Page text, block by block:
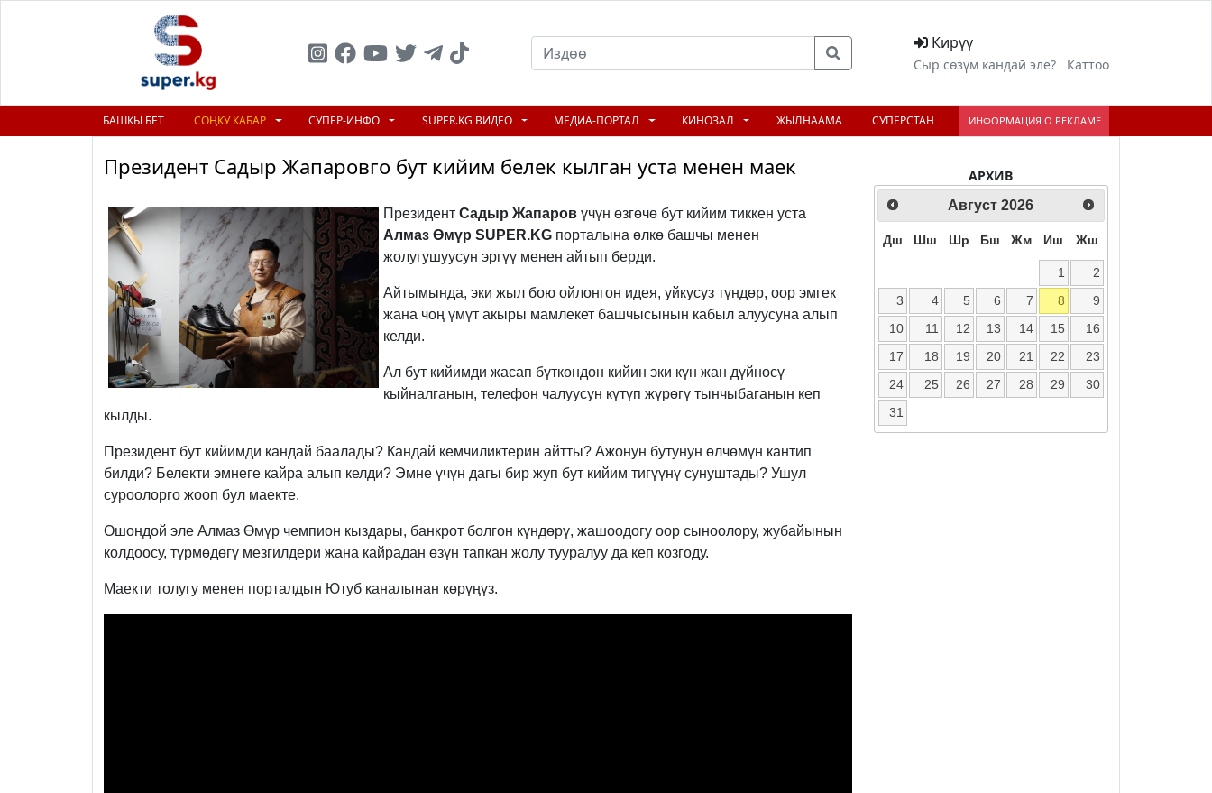
Кирүү
Сыр сөзүм кандай эле? Каттоо
БАШКЫ БЕТ СОҢКУ КАБАР СУПЕР-ИНФО SUPER.KG ВИДЕО МЕДИА-ПОРТАЛ КИНОЗАЛ ЖЫЛНААМА СУПЕРСТАН ИНФОРМАЦИЯ О РЕКЛАМЕ
Президент Садыр Жапаровго бут кийим белек кылган уста менен маек
Президент Садыр Жапаров үчүн өзгөчө бут кийим тиккен уста
Алмаз Өмүр SUPER.KG порталына өлкө башчы менен
жолугушуусун эргүү менен айтып берди.
Айтымында, эки жыл бою ойлонгон идея, уйкусуз түндөр, оор эмгек
жана чоң үмүт акыры мамлекет башчысынын кабыл алуусуна алып
келди.
Ал бут кийимди жасап бүткөндөн кийин эки күн жан дүйнөсү
кыйналганын, телефон чалуусун күтүп жүрөгү тынчыбаганын кеп
кылды.
Президент бут кийимди кандай баалады? Кандай кемчиликтерин айтты? Ажонун бутунун өлчөмүн кантип
билди? Белекти эмнеге кайра алып келди? Эмне үчүн дагы бир жуп бут кийим тигүүнү сунуштады? Ушул
суроолорго жооп бул маекте.
Ошондой эле Алмаз Өмүр чемпион кыздары, банкрот болгон күндөрү, жашоодогу оор сыноолору, жубайынын
колдоосу, түрмөдөгү мезгилдери жана кайрадан өзүн тапкан жолу тууралуу да кеп козгоду.
Маекти толугу менен порталдын Ютуб каналынан көрүңүз.
АРХИВ
Август 2026
Дш Шш Шр Бш Жм Иш Жш
1
2
3
4 5 6 7 8
9
10
11 12 13 14 15
16
17
18 19 20 21 22
23
24
25 26 27 28 29
30
31